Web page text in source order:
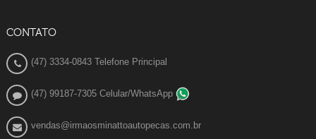
CONTATO
(47) 3334-0843 Telefone Principal
(47) 99187-7305 Celular/WhatsApp
vendas@irmaosminattoautopecas.com.br